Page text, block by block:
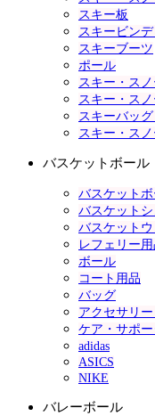
スキー板
スキービン
スキーブーツ
ポール
スキー・ス
スキー・ス
スキーバッ
スキー・ス
バスケットボール
バスケット
バスケット
バスケットウ
レフェリー用
ボール
コート用品
バッグ
アクセサリ
ケア・サポ
adidas
ASICS
NIKE
バレーボール